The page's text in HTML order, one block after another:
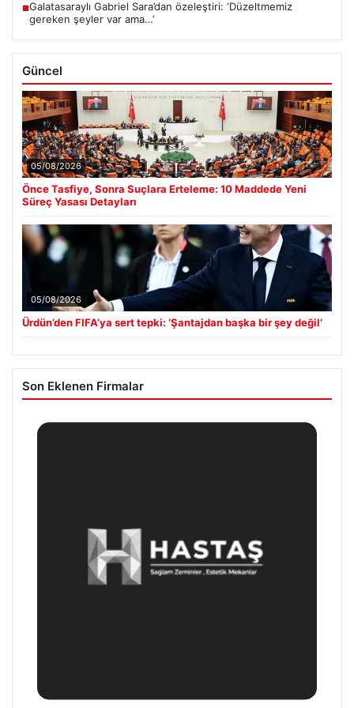
■Galatasaraylı Gabriel Sara’dan özeleştiri: ‘Düzeltmemiz
gereken şeyler var ama…’
Güncel
05/08/2026
Önce Tasfiye, Sonra Suçlara Erteleme: 10 Maddede Yeni
Süreç Yasası Detayları
05/08/2026
Ürdün’den FIFA’ya sert tepki: ‘Şantajdan başka bir şey değil’
Son Eklenen Firmalar